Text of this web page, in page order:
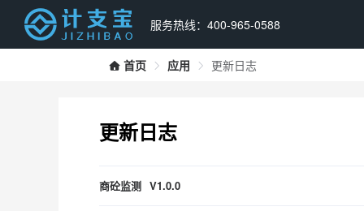
服务热线：400-965-0588
首页 应用 更新日志
更新日志
商砼监测 V1.0.0